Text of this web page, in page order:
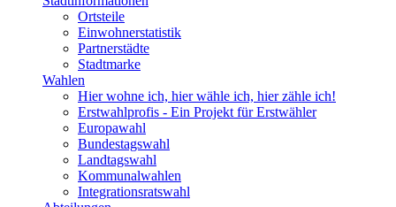
Ortsteile
Einwohnerstatistik
Partnerstädte
Stadtmarke
Wahlen
Hier wohne ich, hier wähle ich, hier zähle ich!
Erstwahlprofis - Ein Projekt für Erstwähler
Europawahl
Bundestagswahl
Landtagswahl
Kommunalwahlen
Integrationsratswahl